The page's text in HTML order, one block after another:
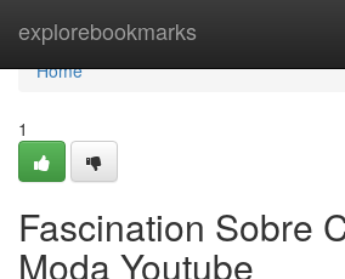
explorebookmarks
Home
Home
1
Fascination Sobre
Moda Youtube